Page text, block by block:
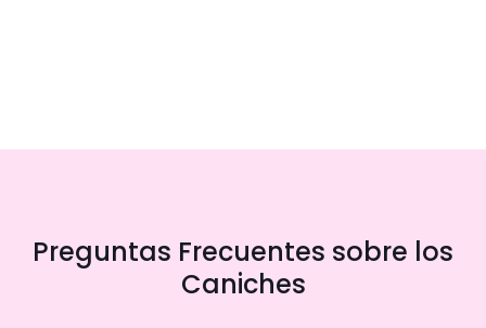
Preguntas Frecuentes sobre los
Caniches